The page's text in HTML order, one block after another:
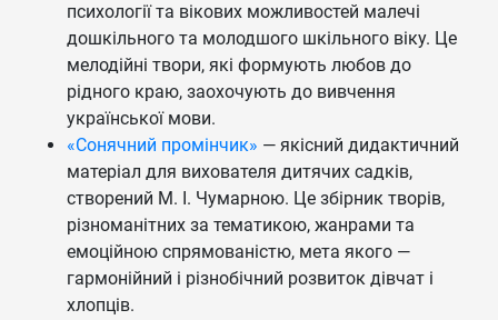
психології та вікових можливостей малечі
дошкільного та молодшого шкільного віку. Це
мелодійні твори, які формують любов до
рідного краю, заохочують до вивчення
української мови.
«Сонячний промінчик» — якісний дидактичний
матеріал для вихователя дитячих садків,
створений М. І. Чумарною. Це збірник творів,
різноманітних за тематикою, жанрами та
емоційною спрямованістю, мета якого —
гармонійний і різнобічний розвиток дівчат і
хлопців.